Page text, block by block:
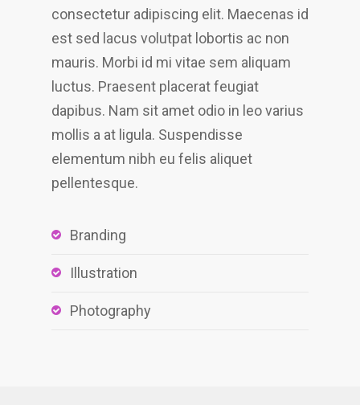
consectetur adipiscing elit. Maecenas id
est sed lacus volutpat lobortis ac non
mauris. Morbi id mi vitae sem aliquam
luctus. Praesent placerat feugiat
dapibus. Nam sit amet odio in leo varius
mollis a at ligula. Suspendisse
elementum nibh eu felis aliquet
pellentesque.
Branding
Illustration
Photography